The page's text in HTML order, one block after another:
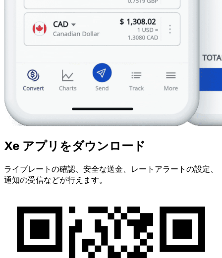
Xe アプリをダウンロード
ライブレートの確認、安全な送金、レートアラートの設定、
通知の受信などが行えます。